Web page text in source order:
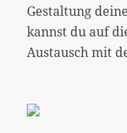
Gestaltung
kannst du auf
Austausch mit